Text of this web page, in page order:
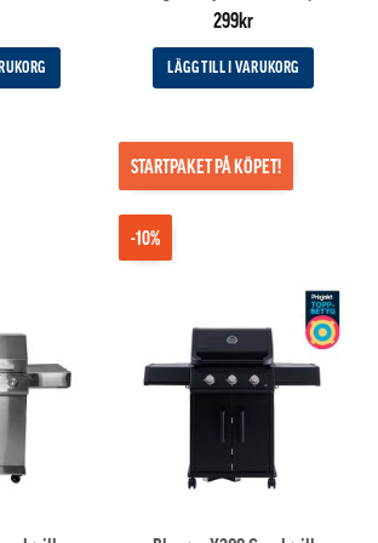
299kr
LÄGG TILL I VARUKORG
-10%
STARTPAKET PÅ KÖPET!